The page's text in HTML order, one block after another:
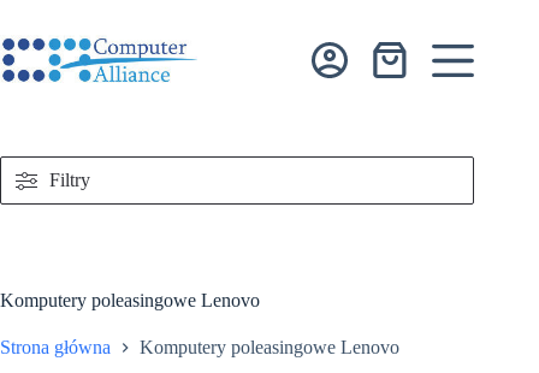
treści
Koszyk
Komputery poleasingowe Lenovo
Strona główna Komputery poleasingowe Lenovo
Filtry